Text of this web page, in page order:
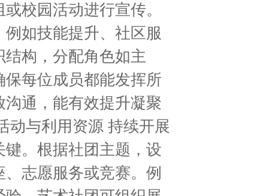
校园活动进行宣传。
如技能提升、社区服
构，分配角色如主
每位成员都能发挥所
通，能有效提升凝聚
动与利用资源 持续开展
。根据社团主题，设
志愿服务或竞赛。例